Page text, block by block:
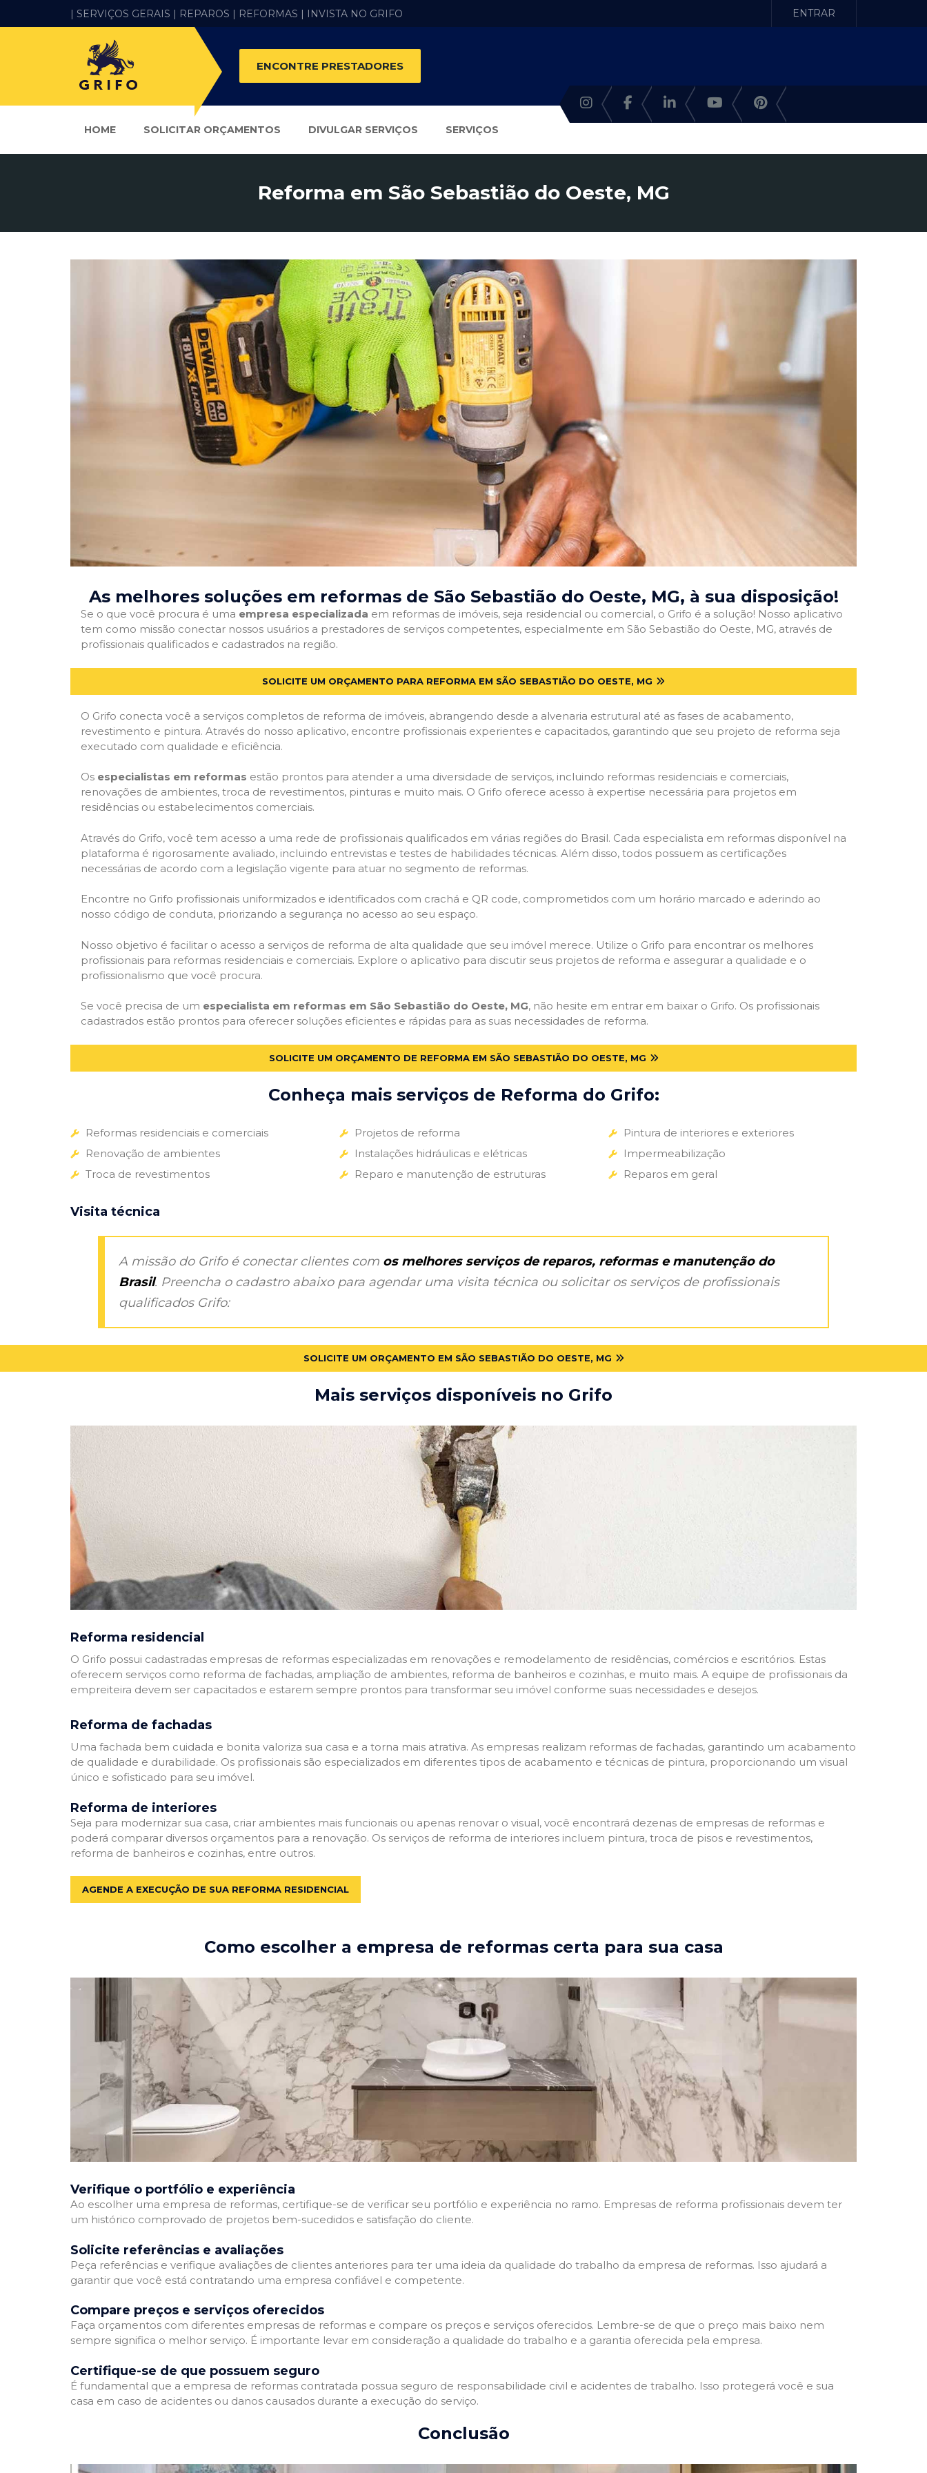
| SERVIÇOS GERAIS | REPAROS | REFORMAS | INVISTA NO GRIFO ENTRAR
ENCONTRE PRESTADORES
HOME SOLICITAR ORÇAMENTOS DIVULGAR SERVIÇOS SERVIÇOS
Reforma em São Sebastião do Oeste, MG
As melhores soluções em reformas de São Sebastião do Oeste, MG, à sua disposição!
Se o que você procura é uma empresa especializada em reformas de imóveis, seja residencial ou comercial, o Grifo é a solução! Nosso aplicativo
tem como missão conectar nossos usuários a prestadores de serviços competentes, especialmente em São Sebastião do Oeste, MG, através de
profissionais qualificados e cadastrados na região.
SOLICITE UM ORÇAMENTO PARA REFORMA EM SÃO SEBASTIÃO DO OESTE, MG
O Grifo conecta você a serviços completos de reforma de imóveis, abrangendo desde a alvenaria estrutural até as fases de acabamento,
revestimento e pintura. Através do nosso aplicativo, encontre profissionais experientes e capacitados, garantindo que seu projeto de reforma seja
executado com qualidade e eficiência.
Os especialistas em reformas estão prontos para atender a uma diversidade de serviços, incluindo reformas residenciais e comerciais,
renovações de ambientes, troca de revestimentos, pinturas e muito mais. O Grifo oferece acesso à expertise necessária para projetos em
residências ou estabelecimentos comerciais.
Através do Grifo, você tem acesso a uma rede de profissionais qualificados em várias regiões do Brasil. Cada especialista em reformas disponível na
plataforma é rigorosamente avaliado, incluindo entrevistas e testes de habilidades técnicas. Além disso, todos possuem as certificações
necessárias de acordo com a legislação vigente para atuar no segmento de reformas.
Encontre no Grifo profissionais uniformizados e identificados com crachá e QR code, comprometidos com um horário marcado e aderindo ao
nosso código de conduta, priorizando a segurança no acesso ao seu espaço.
Nosso objetivo é facilitar o acesso a serviços de reforma de alta qualidade que seu imóvel merece. Utilize o Grifo para encontrar os melhores
profissionais para reformas residenciais e comerciais. Explore o aplicativo para discutir seus projetos de reforma e assegurar a qualidade e o
profissionalismo que você procura.
Se você precisa de um especialista em reformas em São Sebastião do Oeste, MG, não hesite em entrar em baixar o Grifo. Os profissionais
cadastrados estão prontos para oferecer soluções eficientes e rápidas para as suas necessidades de reforma.
SOLICITE UM ORÇAMENTO DE REFORMA EM SÃO SEBASTIÃO DO OESTE, MG
Conheça mais serviços de Reforma do Grifo:
Reformas residenciais e comerciais
Renovação de ambientes
Troca de revestimentos
Projetos de reforma
Instalações hidráulicas e elétricas
Reparo e manutenção de estruturas
Pintura de interiores e exteriores
Impermeabilização
Reparos em geral
Visita técnica
A missão do Grifo é conectar clientes com os melhores serviços de reparos, reformas e manutenção do
Brasil. Preencha o cadastro abaixo para agendar uma visita técnica ou solicitar os serviços de profissionais
qualificados Grifo:
SOLICITE UM ORÇAMENTO EM SÃO SEBASTIÃO DO OESTE, MG
Mais serviços disponíveis no Grifo
Reforma residencial
O Grifo possui cadastradas empresas de reformas especializadas em renovações e remodelamento de residências, comércios e escritórios. Estas
oferecem serviços como reforma de fachadas, ampliação de ambientes, reforma de banheiros e cozinhas, e muito mais. A equipe de profissionais da
empreiteira devem ser capacitados e estarem sempre prontos para transformar seu imóvel conforme suas necessidades e desejos.
Reforma de fachadas
Uma fachada bem cuidada e bonita valoriza sua casa e a torna mais atrativa. As empresas realizam reformas de fachadas, garantindo um acabamento
de qualidade e durabilidade. Os profissionais são especializados em diferentes tipos de acabamento e técnicas de pintura, proporcionando um visual
único e sofisticado para seu imóvel.
Reforma de interiores
Seja para modernizar sua casa, criar ambientes mais funcionais ou apenas renovar o visual, você encontrará dezenas de empresas de reformas e
poderá comparar diversos orçamentos para a renovação. Os serviços de reforma de interiores incluem pintura, troca de pisos e revestimentos,
reforma de banheiros e cozinhas, entre outros.
AGENDE A EXECUÇÃO DE SUA REFORMA RESIDENCIAL
Como escolher a empresa de reformas certa para sua casa
Verifique o portfólio e experiência
Ao escolher uma empresa de reformas, certifique-se de verificar seu portfólio e experiência no ramo. Empresas de reforma profissionais devem ter
um histórico comprovado de projetos bem-sucedidos e satisfação do cliente.
Solicite referências e avaliações
Peça referências e verifique avaliações de clientes anteriores para ter uma ideia da qualidade do trabalho da empresa de reformas. Isso ajudará a
garantir que você está contratando uma empresa confiável e competente.
Compare preços e serviços oferecidos
Faça orçamentos com diferentes empresas de reformas e compare os preços e serviços oferecidos. Lembre-se de que o preço mais baixo nem
sempre significa o melhor serviço. É importante levar em consideração a qualidade do trabalho e a garantia oferecida pela empresa.
Certifique-se de que possuem seguro
É fundamental que a empresa de reformas contratada possua seguro de responsabilidade civil e acidentes de trabalho. Isso protegerá você e sua
casa em caso de acidentes ou danos causados durante a execução do serviço.
Conclusão